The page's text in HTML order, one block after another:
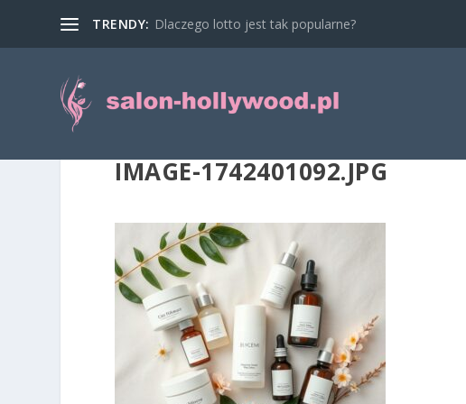
TRENDY: Dlaczego lotto jest tak popularne?
IMAGE-1742401092.JPG